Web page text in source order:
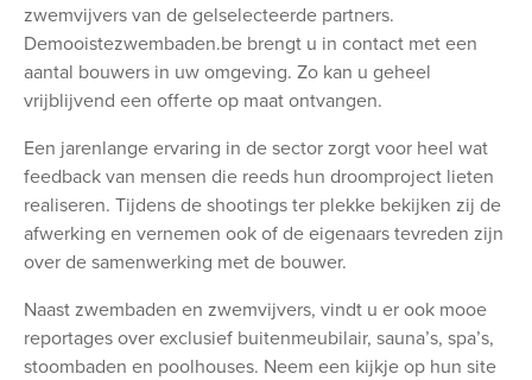
zwemvijvers van de gelselecteerde partners.
Demooistezwembaden.be brengt u in contact met een
aantal bouwers in uw omgeving. Zo kan u geheel
vrijblijvend een offerte op maat ontvangen.
Een jarenlange ervaring in de sector zorgt voor heel wat
feedback van mensen die reeds hun droomproject lieten
realiseren. Tijdens de shootings ter plekke bekijken zij de
afwerking en vernemen ook of de eigenaars tevreden zijn
over de samenwerking met de bouwer.
Naast zwembaden en zwemvijvers, vindt u er ook mooe
reportages over exclusief buitenmeubilair, sauna’s, spa’s,
stoombaden en poolhouses. Neem een kijkje op hun site